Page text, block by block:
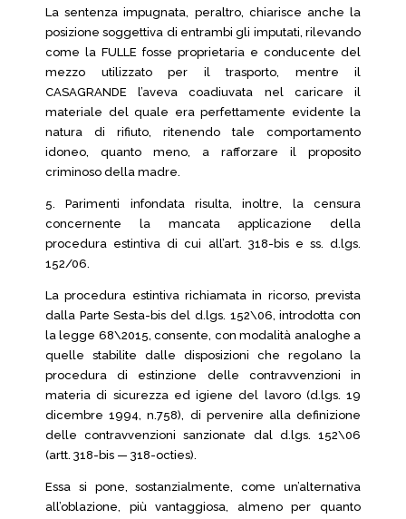
La sentenza impugnata, peraltro, chiarisce anche la
posizione soggettiva di entrambi gli imputati, rilevando
come la FULLE fosse proprietaria e conducente del
mezzo utilizzato per il trasporto, mentre il
CASAGRANDE l’aveva coadiuvata nel caricare il
materiale del quale era perfettamente evidente la
natura di rifiuto, ritenendo tale comportamento
idoneo, quanto meno, a rafforzare il proposito
criminoso della madre.
5. Parimenti infondata risulta, inoltre, la censura
concernente la mancata applicazione della
procedura estintiva di cui all’art. 318-bis e ss. d.lgs.
152/06.
La procedura estintiva richiamata in ricorso, prevista
dalla Parte Sesta-bis del d.lgs. 152\06, introdotta con
la legge 68\2015, consente, con modalità analoghe a
quelle stabilite dalle disposizioni che regolano la
procedura di estinzione delle contravvenzioni in
materia di sicurezza ed igiene del lavoro (d.lgs. 19
dicembre 1994, n.758), di pervenire alla definizione
delle contravvenzioni sanzionate dal d.lgs. 152\06
(artt. 318-bis — 318-octies).
Essa si pone, sostanzialmente, come un’alternativa
all’oblazione, più vantaggiosa, almeno per quanto